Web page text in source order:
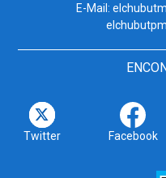
E-Mail:
Twitter Facebook